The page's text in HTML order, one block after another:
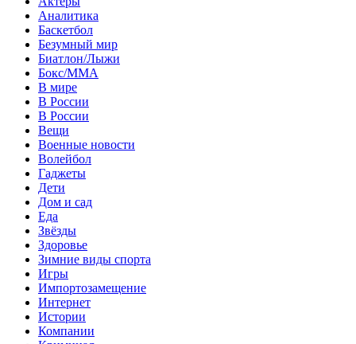
Аналитика
Баскетбол
Безумный мир
Биатлон/Лыжи
Бокс/MMA
В мире
В России
В России
Вещи
Военные новости
Волейбол
Гаджеты
Дети
Дом и сад
Еда
Звёзды
Здоровье
Зимние виды спорта
Игры
Импортозамещение
Интернет
Истории
Компании